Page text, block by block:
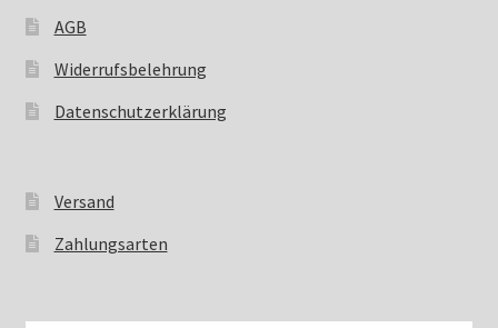
AGB
Widerrufsbelehrung
Datenschutzerklärung
Versand
Zahlungsarten